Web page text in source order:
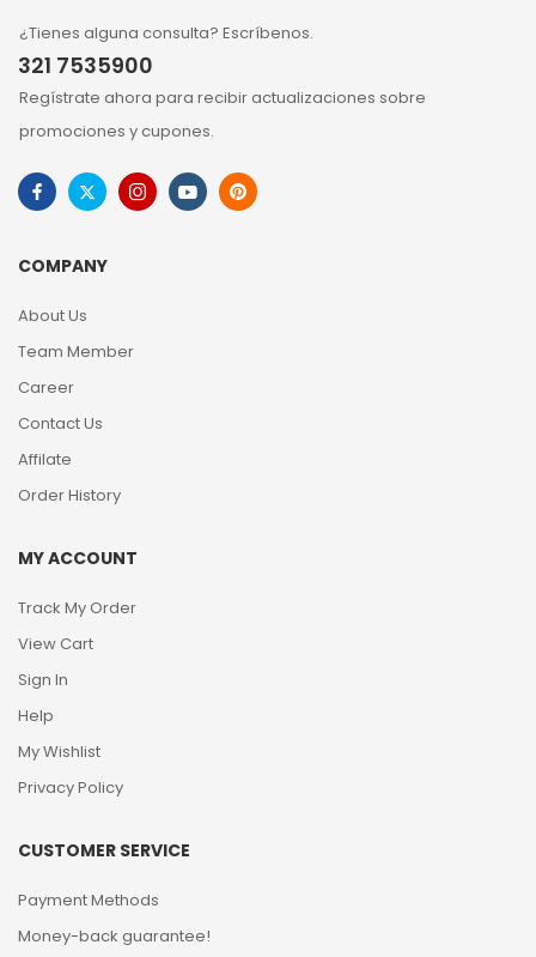
¿Tienes alguna consulta? Escríbenos.
321 7535900
Regístrate ahora para recibir actualizaciones sobre
promociones y cupones.
COMPANY
About Us
Team Member
Career
Contact Us
Affilate
Order History
MY ACCOUNT
Track My Order
View Cart
Sign In
Help
My Wishlist
Privacy Policy
CUSTOMER SERVICE
Payment Methods
Money-back guarantee!